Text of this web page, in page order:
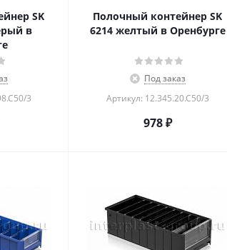
SK
в
3
Полочный контейнер SK
6214 желтый в Оренбурге
Под заказ
Артикул: 12.345.20.С50/3
978₽